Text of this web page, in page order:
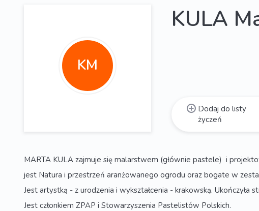
KM
KULA
Dodaj do listy
życzeń
MARTA KULA zajmuje się malarstwem (głównie pastele) i
jest Natura i przestrzeń aranżowanego ogrodu oraz bogate w
Jest artystką - z urodzenia i wykształcenia - krakowską.
Jest członkiem ZPAP i Stowarzyszenia Pastelistów Polskich.